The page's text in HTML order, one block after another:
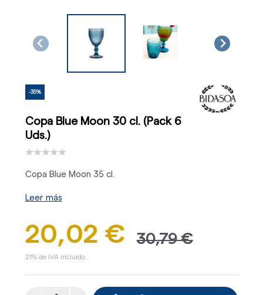
-35%
Copa Blue Moon 30 cl. (Pack 6
Uds.)
Copa Blue Moon 35 cl.
Leer más
20,02 € 30,79 €
21% de IVA incluido.